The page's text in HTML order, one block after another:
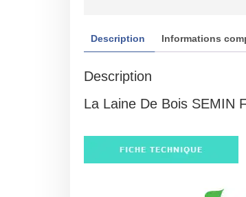
Description Informations
Description
La Laine De Bois SEMIN